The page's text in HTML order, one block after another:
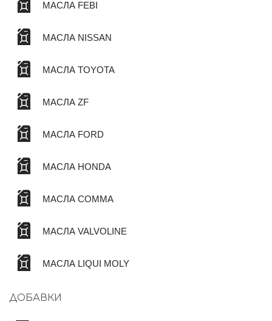
МАСЛА FEBI
МАСЛА NISSAN
МАСЛА TOYOTA
МАСЛА ZF
МАСЛА FORD
МАСЛА HONDA
МАСЛА COMMA
МАСЛА VALVOLINE
МАСЛА LIQUI MOLY
ДОБАВКИ